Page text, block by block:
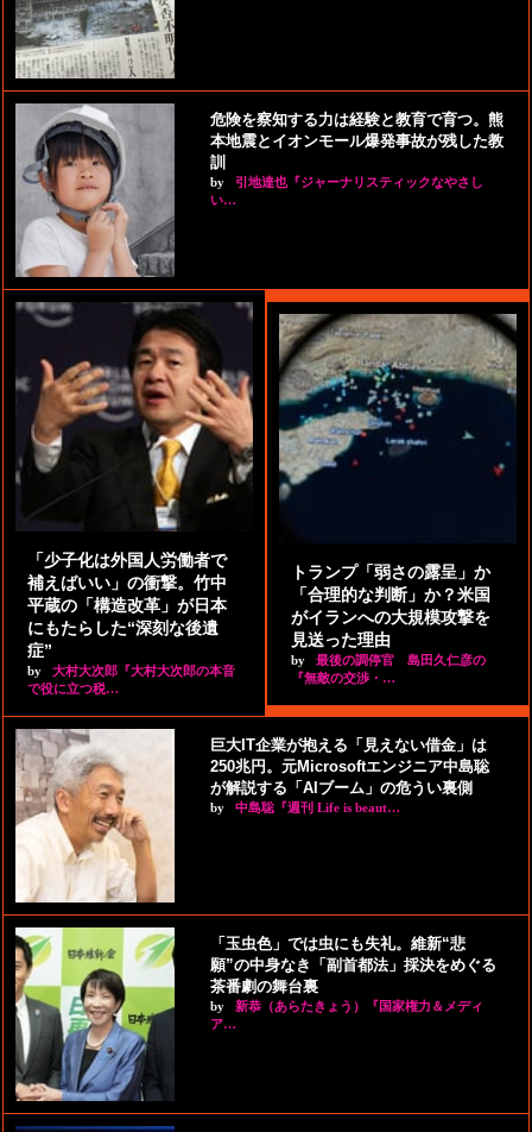
危険を察知する力は経験と教育で育つ。熊
本地震とイオンモール爆発事故が残した教
訓
by
引地達也『ジャーナリスティックなやさし
い…
「少子化は外国人労働者で
補えばいい」の衝撃。竹中
平蔵の「構造改革」が日本
にもたらした“深刻な後遺
症”
by
大村大次郎『大村大次郎の本音
で役に立つ税…
トランプ「弱さの露呈」か
「合理的な判断」か？米国
がイランへの大規模攻撃を
見送った理由
by
最後の調停官 島田久仁彦の
『無敵の交渉・…
巨大IT企業が抱える「見えない借金」は
250兆円。元Microsoftエンジニア中島聡
が解説する「AIブーム」の危うい裏側
by 中島聡『週刊 Life is beaut…
「玉虫色」では虫にも失礼。維新“悲
願”の中身なき「副首都法」採決をめぐる
茶番劇の舞台裏
by
新恭（あらたきょう）『国家権力＆メディ
ア…